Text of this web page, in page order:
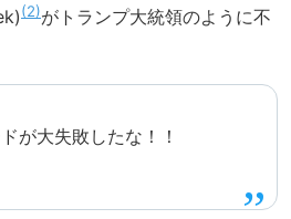
2 がトランプ大統領のように不
が大失敗したな！！